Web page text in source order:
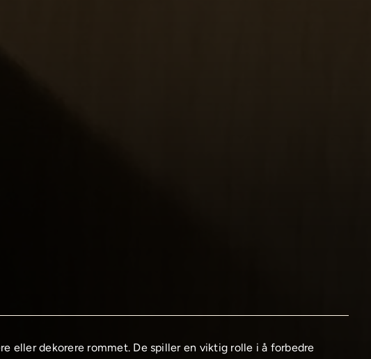
eller dekorere rommet. De spiller en viktig rolle i å forbedre